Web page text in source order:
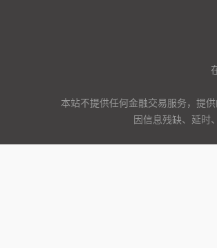
本站不提供任何金融交易服务，提
因信息残缺、延时